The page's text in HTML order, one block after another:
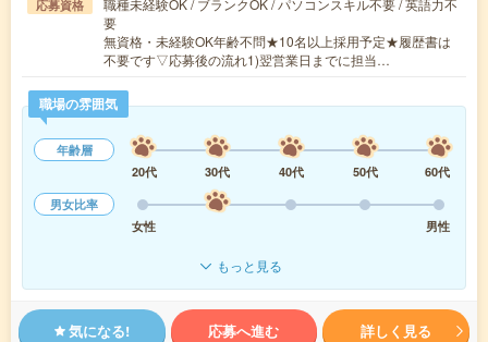
応募資格
職種未経験OK / ブランクOK / パソコンスキル不要 / 英語力不
要
無資格・未経験OK年齢不問★10名以上採用予定★履歴書は
不要です▽応募後の流れ1)翌営業日までに担当…
職場の雰囲気
年齢層
20代
30代 40代 50代
60代
男女比率
女性
男性
もっと見る
気になる! 応募へ進む 詳しく見る